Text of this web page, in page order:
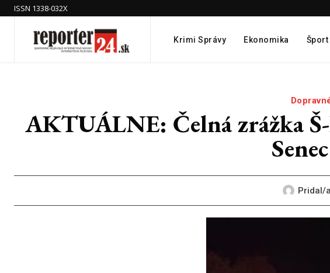
ISSN 1338-032X
Krimi Správy Ekonomika Šport
AKTUÁLNE: Čelná zrážka
Pridal/